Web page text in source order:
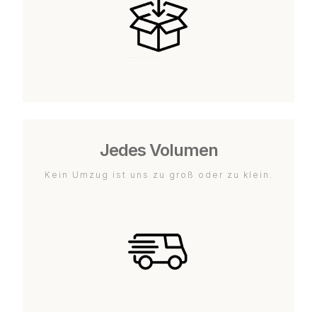
Jedes Volumen
Kein Umzug ist uns zu groß oder zu klein.